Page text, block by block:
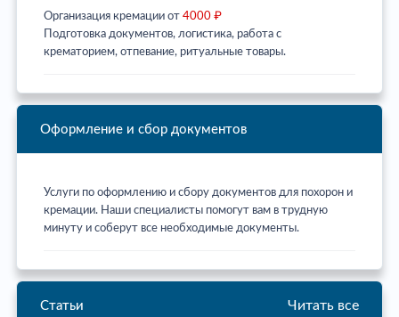
Организация кремации от 4000 ₽
Подготовка документов, логистика, работа с
крематорием, отпевание, ритуальные товары.
Оформление и сбор документов
Услуги по оформлению и сбору документов для похорон и
кремации. Наши специалисты помогут вам в трудную
минуту и соберут все необходимые документы.
Статьи Читать все